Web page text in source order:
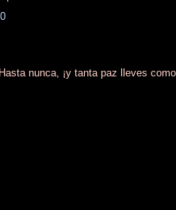
nunca, ¡y tanta paz lleves